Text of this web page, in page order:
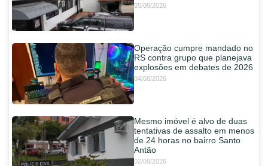
05/08/2026
Operação cumpre mandado no
RS contra grupo que planejava
explosões em debates de 2026
04/08/2026
Mesmo imóvel é alvo de duas
tentativas de assalto em menos
de 24 horas no bairro Santo
Antão
02/08/2026